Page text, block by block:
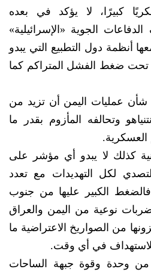
كبيرًا، لا يؤكد في بعده
الجوية «الإسرائيلية»
أنظمة دول التطبيع التي يبدو
تحت ضغط الفشل المتراكم كما
شأن عمليات اليمن أن تزيد من
وتحالفه المأزوم بقدر ما
كذلك لا يبدو أي مؤشر على
لكل التهديدات مع تعدد
فالضغط الكبير عليها من جنوب
لضربات نوعية من اليمن والعراق
من الصواريخ الاعتراضية ما
في أي وقت.
من وحدة وقوة جبهة الساحات